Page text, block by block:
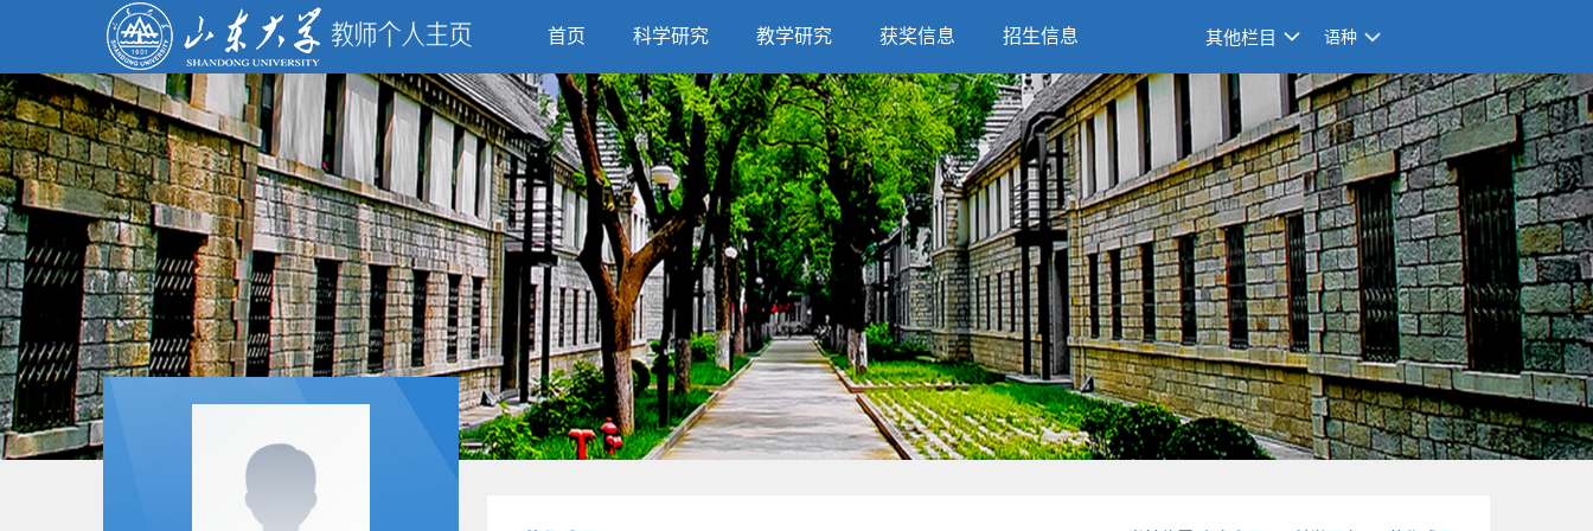
首页 科学研究 教学研究 获奖信息 招生信息 其他栏目 语种